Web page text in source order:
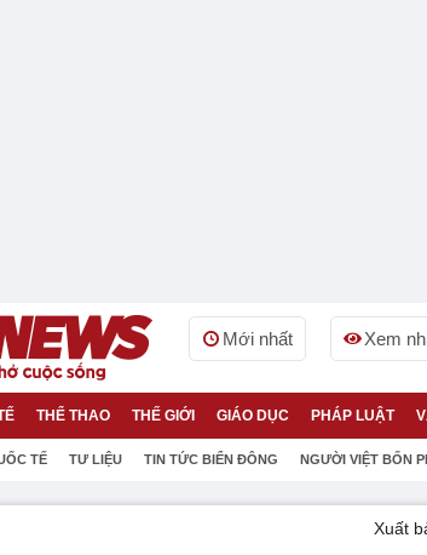
Mới nhất Xem
THỂ THAO THẾ GIỚI GIÁO DỤC PHÁP LUẬT
TẾ TƯ LIỆU TIN TỨC BIỂN ĐÔNG NGƯỜI VIỆT BỐN
Xuất